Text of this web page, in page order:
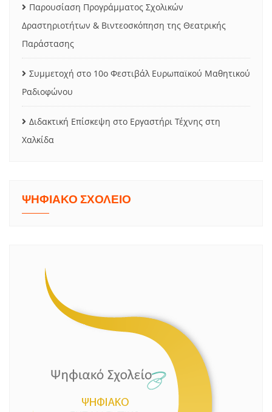
Παρουσίαση Προγράμματος Σχολικών
Δραστηριοτήτων & Βιντεοσκόπηση της Θεατρικής
Παράστασης
Συμμετοχή στο 10ο Φεστιβάλ Ευρωπαϊκού Μαθητικού
Ραδιοφώνου
Διδακτική Επίσκεψη στο Εργαστήρι Τέχνης στη
Χαλκίδα
ΨΗΦΙΑΚΟ ΣΧΟΛΕΙΟ